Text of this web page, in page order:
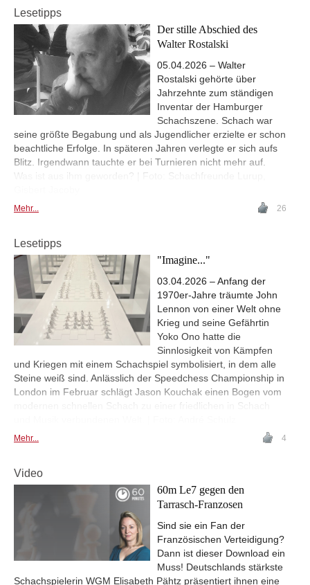
Lesetipps
Der stille Abschied des
Walter Rostalski
05.04.2026 – Walter
Rostalski gehörte über
Jahrzehnte zum ständigen
Inventar der Hamburger
Schachszene. Schach war
seine größte Begabung und als Jugendlicher erzielte er schon
beachtliche Erfolge. In späteren Jahren verlegte er sich aufs
Blitz. Irgendwann tauchte er bei Turnieren nicht mehr auf.
Was ist aus ihm geworden? | Foto: Schachfreunde Lurup,
Mehr... 26
Lesetipps
"Imagine..."
03.04.2026 – Anfang der
1970er-Jahre träumte John
Lennon von einer Welt ohne
Krieg und seine Gefährtin
Yoko Ono hatte die
Sinnlosigkeit von Kämpfen
und Kriegen mit einem Schachspiel symbolisiert, in dem alle
Steine weiß sind. Anlässlich der Speedchess Championship in
London im Februar schlägt Jason Kouchak einen Bogen vom
modernen schnellen Schach zu einer friedlichen in Schach
Mehr... 4
Video
60m Le7 gegen den
Tarrasch-Franzosen
Sind sie ein Fan der
Französischen Verteidigung?
Dann ist dieser Download ein
Muss! Deutschlands stärkste
Schachspielerin WGM Elisabeth Pähtz präsentiert ihnen eine